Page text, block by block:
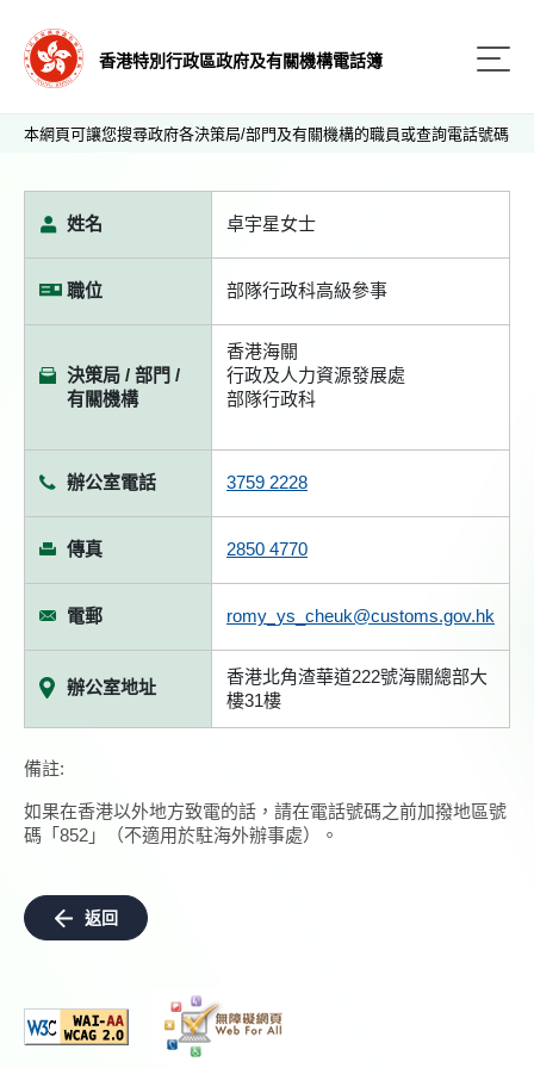
香港特別行政區政府及有關機構電話簿
本網頁可讓您搜尋政府各決策局/部門及有關機構的職員或查詢電話號碼
姓名 卓宇星女士
職位 部隊行政科高級參事
決策局 / 部門 /
有關機構
香港海關
行政及人力資源發展處
部隊行政科
辦公室電話 3759 2228
傳真 2850 4770
電郵 romy_ys_cheuk@customs.gov.hk
辦公室地址
香港北角渣華道222號海關總部大
樓31樓
備註:
如果在香港以外地方致電的話，請在電話號碼之前加撥地區號
碼「852」（不適用於駐海外辦事處）。
返回